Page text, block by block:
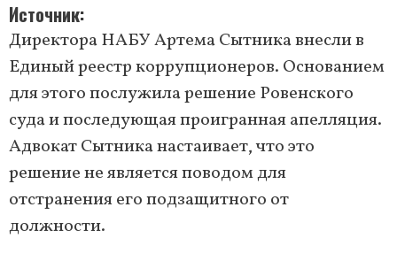
Источник
Директора НАБУ Артема Сытника внесли в
Единый реестр коррупционеров. Основанием
для этого послужила решение Ровенского
суда и последующая проигранная апелляция.
Адвокат Сытника настаивает, что это
решение не является поводом для
отстранения его подзащитного от
должности.